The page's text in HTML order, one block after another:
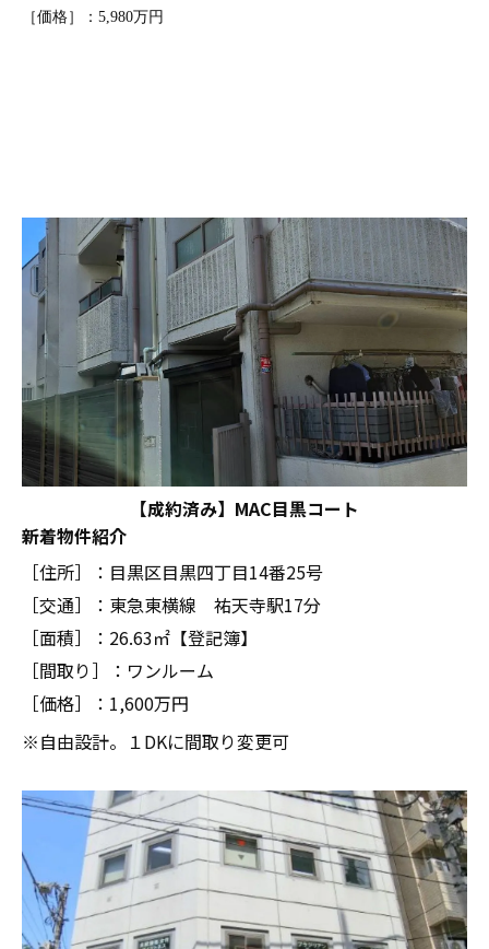
［価格］：5,980万円
【成約済み】MAC目黒コート
新着物件紹介
［住所］：目黒区目黒四丁目14番25号
［交通］：東急東横線 祐天寺駅17分
［面積］：26.63㎡【登記簿】
［間取り］：ワンルーム
［価格］：1,600万円
※自由設計。１DKに間取り変更可